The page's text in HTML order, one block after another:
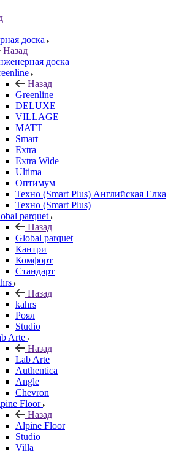
доска
Назад
доска
Назад
Greenline
DELUXE
VILLAGE
MATT
Smart
Extra
Extra Wide
Ultima
Оптимум
Техно (Smart Plus) Английская Елка
Техно (Smart Plus)
parquet
Назад
Global parquet
Кантри
Комфорт
Стандарт
Назад
kahrs
Роял
Studio
Arte
Назад
Lab Arte
Authentica
Angle
Chevron
Floor
Назад
Alpine Floor
Studio
Villa